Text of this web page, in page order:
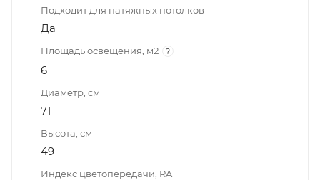
Подходит для натяжных потолков
Да
Площадь освещения, м2 ?
6
Диаметр, см
71
Высота, см
49
Индекс цветопередачи, RA